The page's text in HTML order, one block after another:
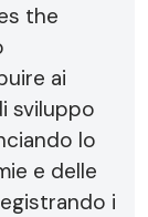
the
ai
sviluppo
lo
e delle
i